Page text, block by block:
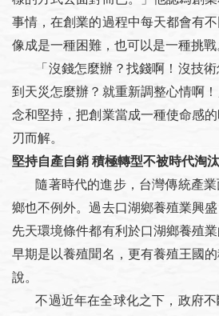
事情，在創業的過程中每天都會有
像成是一種困難，也可以是一種挑戰
「沒錢怎麼辦？找錢啊！沒技術
到天災怎麼辦？就重新調整心情啊
念和堅持，把創業當成一種使命感
刃而解。
堅持自產自銷 積極轉型不被時代淘汰
隨著時代的進步，台灣傳統產業
鄉也不例外。過去口湖鄉養殖業興
先天環境條件都有利於口湖鄉養殖
早期是以養殖聞名，更有養殖王國
說。
不過近年在全球化之下，政府不